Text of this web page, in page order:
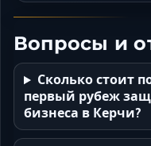
Вопросы и
Сколько стоит
первый рубеж
бизнеса в Керчи?